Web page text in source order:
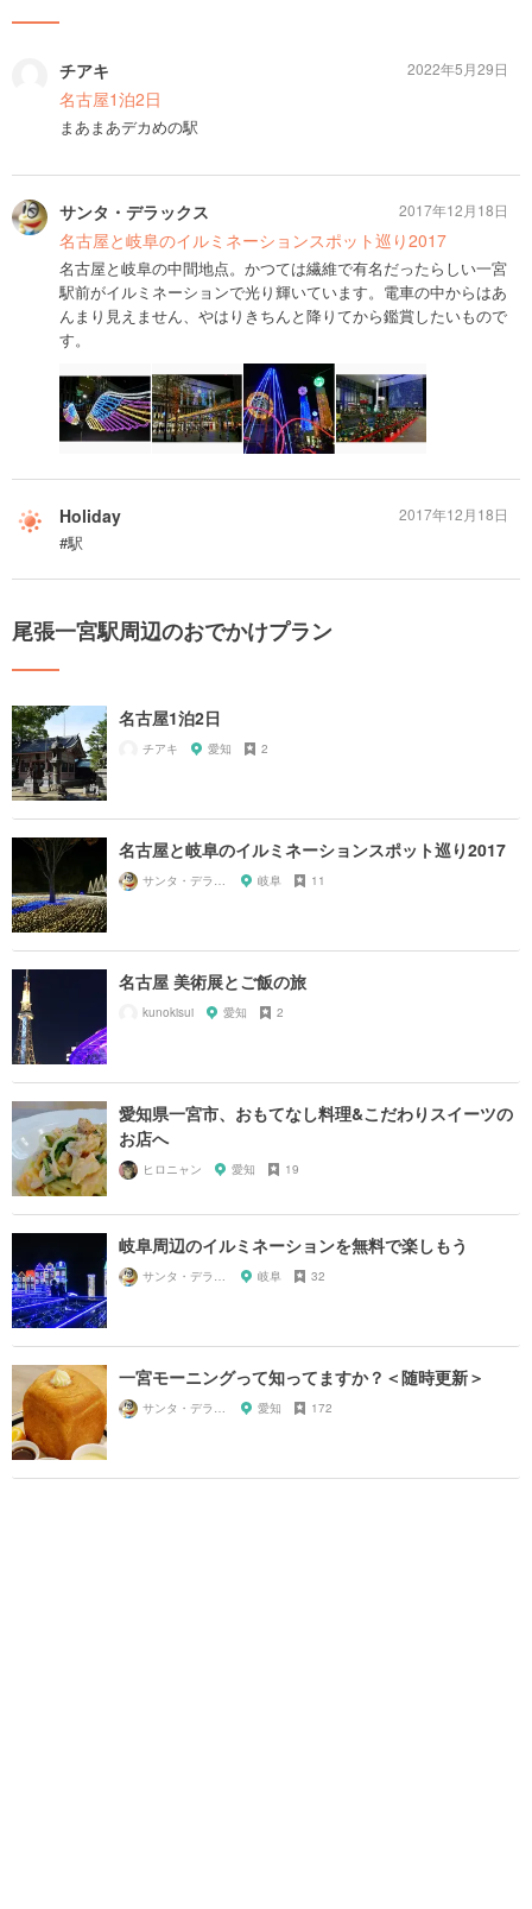
チアキ
名古屋1泊2日
まあまあデカめの駅
2022年5月29日
サンタ・デラックス
名古屋と岐阜のイルミネーションスポット巡り2017
名古屋と岐阜の中間地点。かつては繊維で有名だったらしい一宮
駅前がイルミネーションで光り輝いています。電車の中からはあ
んまり見えません、やはりきちんと降りてから鑑賞したいもので
す。
2017年12月18日
Holiday
#駅
2017年12月18日
尾張一宮駅周辺のおでかけプラン
名古屋1泊2日
チアキ 愛知 2
名古屋と岐阜のイルミネーションスポット巡り2017
サンタ・デラックス 岐阜 11
名古屋 美術展とご飯の旅
kunokisui 愛知 2
愛知県一宮市、おもてなし料理&こだわりスイーツの
お店へ
ヒロニャン 愛知 19
岐阜周辺のイルミネーションを無料で楽しもう
サンタ・デラックス 岐阜 32
一宮モーニングって知ってますか？＜随時更新＞
サンタ・デラックス 愛知 172